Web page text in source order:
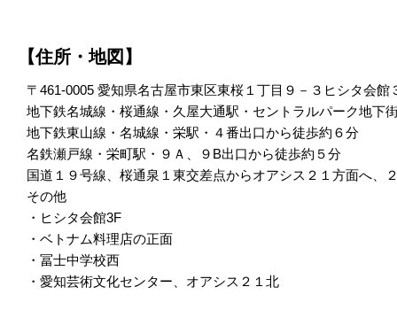
【住所・地図】
〒461-0005 愛知県名古屋市東区東桜１丁目９－３ヒシタ会館
地下鉄名城線・桜通線・久屋大通駅・セントラルパーク地
地下鉄東山線・名城線・栄駅・４番出口から徒歩約６分
名鉄瀬戸線・栄町駅・９Ａ、９B出口から徒歩約５分
国道１９号線、桜通泉１東交差点からオアシス２１方面へ、
その他
・ヒシタ会館3F
・ベトナム料理店の正面
・冨士中学校西
・愛知芸術文化センター、オアシス２１北